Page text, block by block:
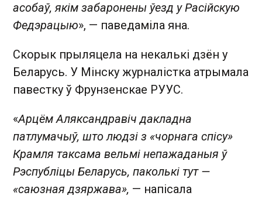
асобаў, якім забаронены ўезд у Расійскую
Федэрацыю», — паведаміла яна.
Скорык прыляцела на некалькі дзён у
Беларусь. У Мінску журналістка атрымала
павестку ў Фрунзенскае РУУС.
«Арцём Аляксандравіч дакладна
патлумачыў, што людзі з «чорнага спісу»
Крамля таксама вельмі непажаданыя ў
Рэспубліцы Беларусь, паколькі тут —
«саюзная дзяржава», — напісала